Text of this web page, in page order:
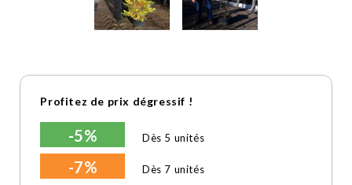
Profitez de prix dégressif !
-5% Dès 5 unités
-7% Dès 7 unités